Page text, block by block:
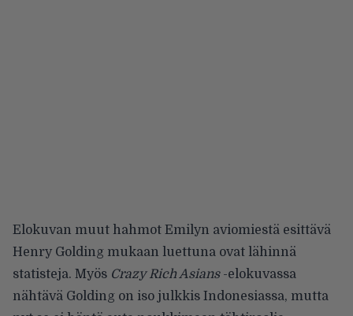
Elokuvan muut hahmot Emilyn aviomiestä esittävä
Henry Golding mukaan luettuna ovat lähinnä
statisteja. Myös Crazy Rich Asians-elokuvassa
nähtävä Golding on iso julkkis Indonesiassa, mutta